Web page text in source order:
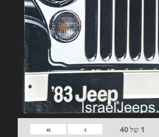
1 של40
›
»